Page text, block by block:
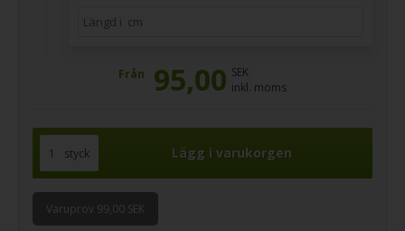
Från 95,00 SEK
inkl. moms
styck
Varuprov 99,00 SEK